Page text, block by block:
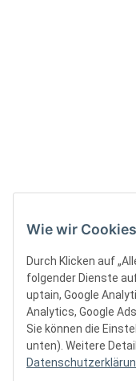
Wie wir
Durch Klicken auf
folgender Dienste
uptain, Google
Analytics, Google
Sie können die
unten). Weitere